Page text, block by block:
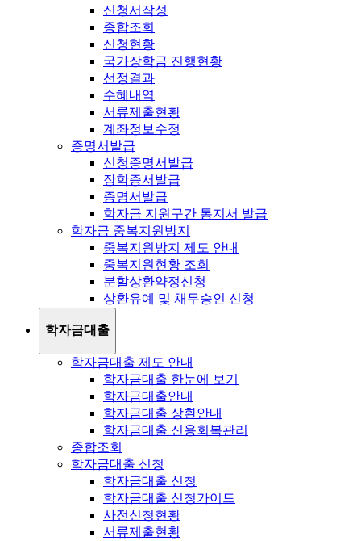
신청서작성
종합조회
신청현황
국가장학금 진행현황
선정결과
수혜내역
서류제출현황
계좌정보수정
증명서발급
신청증명서발급
장학증서발급
증명서발급
학자금 지원구간 통지서 발급
학자금 중복지원방지
중복지원방지 제도 안내
중복지원현황 조회
분할상환약정신청
상환유예 및 채무승인 신청
학자금대출
학자금대출 제도 안내
학자금대출 한눈에 보기
학자금대출안내
학자금대출 상환안내
학자금대출 신용회복관리
종합조회
학자금대출 신청
학자금대출 신청
학자금대출 신청가이드
사전신청현황
서류제출현황